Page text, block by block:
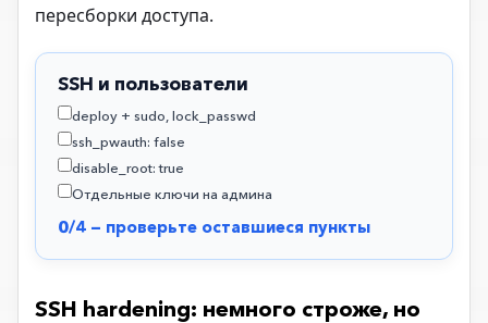
пересборки доступа.
SSH и пользователи
deploy + sudo, lock_passwd
ssh_pwauth: false
disable_root: true
Отдельные ключи на админа
0/4 — проверьте оставшиеся пункты
SSH hardening: немного строже, но